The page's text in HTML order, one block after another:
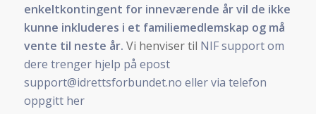
enkeltkontingent for inneværende år vil de ikke
kunne inkluderes i et familiemedlemskap og må
vente til neste år. Vi henviser til NIF support om
dere trenger hjelp på epost
support@idrettsforbundet.no eller via telefon
oppgitt her